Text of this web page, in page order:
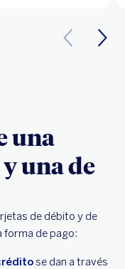
una
una de
de débito y de
forma de pago:
se dan a través